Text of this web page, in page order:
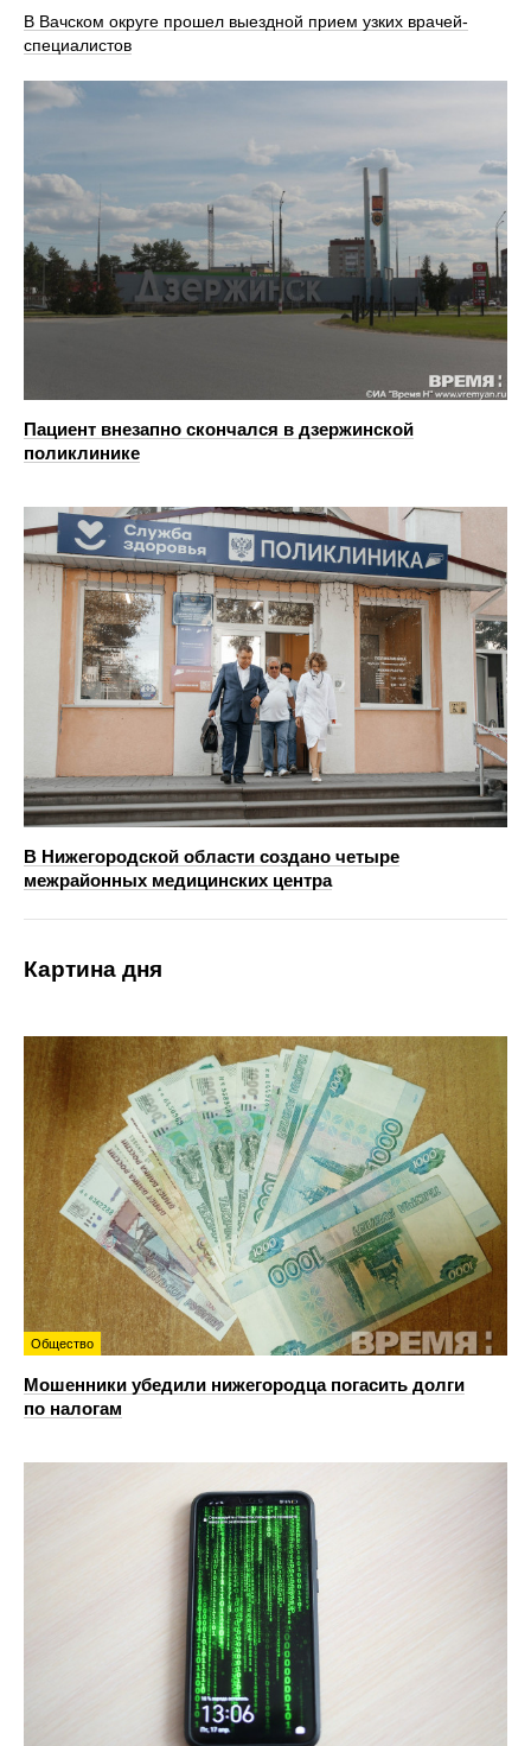
В Вачском округе прошел выездной прием узких врачей-
специалистов
Пациент внезапно скончался в дзержинской
поликлинике
В Нижегородской области создано четыре
межрайонных медицинских центра
Картина дня
Общество
Мошенники убедили нижегородца погасить долги
по налогам